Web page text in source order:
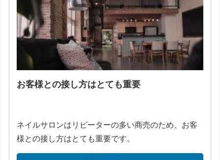
お客様との接し方はとても重要
ネイルサロンはリピーターの多い商売のため、お客
様との接し方はとても重要です。